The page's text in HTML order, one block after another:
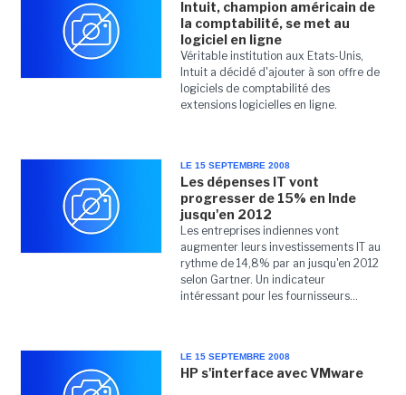
Intuit, champion américain de
la comptabilité, se met au
logiciel en ligne
Véritable institution aux Etats-Unis,
Intuit a décidé d'ajouter à son offre de
logiciels de comptabilité des
extensions logicielles en ligne.
LE 15 SEPTEMBRE 2008
Les dépenses IT vont
progresser de 15% en Inde
jusqu'en 2012
Les entreprises indiennes vont
augmenter leurs investissements IT au
rythme de 14,8% par an jusqu'en 2012
selon Gartner. Un indicateur
intéressant pour les fournisseurs...
LE 15 SEPTEMBRE 2008
HP s'interface avec VMware